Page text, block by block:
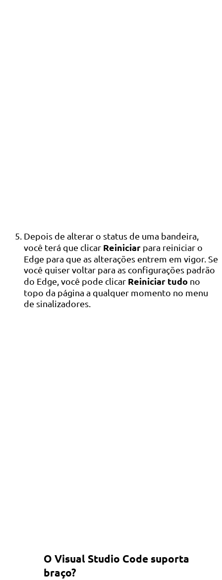
Depois de alterar o status de uma bandeira,
você terá que clicar Reiniciar para reiniciar o
Edge para que as alterações entrem em vigor. Se
você quiser voltar para as configurações padrão
do Edge, você pode clicar Reiniciar tudo no
topo da página a qualquer momento no menu
de sinalizadores.
O Visual Studio Code suporta
braço?